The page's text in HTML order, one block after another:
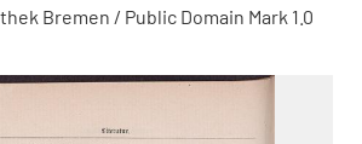
Bremen / Public Domain Mark 1.0